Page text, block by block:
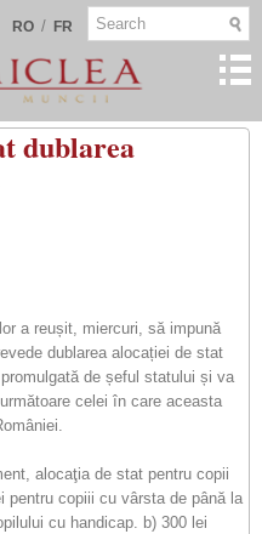
RO / FR
dublarea
a reușit, miercuri, să impună
dublarea alocației de stat
de șeful statului și va
celei în care aceasta
alocaţia de stat pentru copii
copiii cu vârsta de până la
cu handicap. b) 300 lei